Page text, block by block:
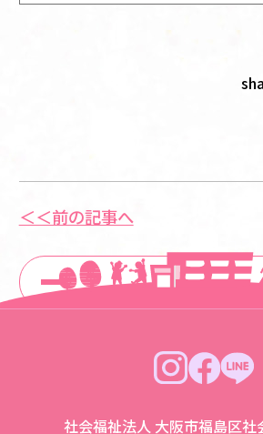
＜＜前の記事へ
一覧に戻る
社会福祉法人 大阪市福島区社